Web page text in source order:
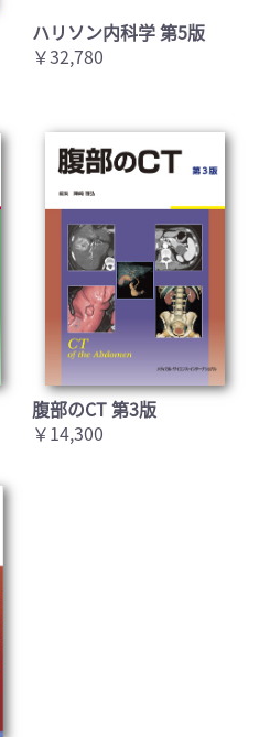
ハリソン内科学 第5版
￥32,780
腹部のCT 第3版
￥14,300